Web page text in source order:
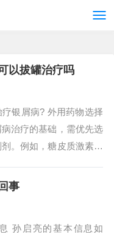
以拔罐治疗吗
银屑病? 外用药物选择
治疗的基础，需优先选
。例如，糖皮质激素类
期使用可能导致皮肤萎
中药洗剂，减少鳞屑及
事
孙启亮的基本信息如